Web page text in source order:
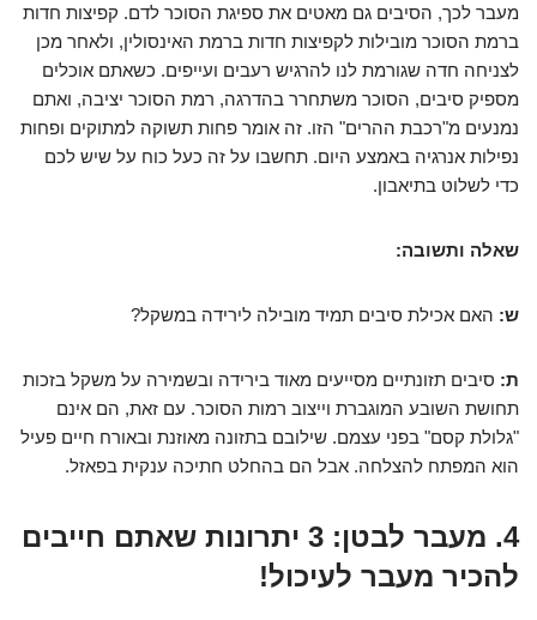
מעבר לכך, הסיבים גם מאטים את ספיגת הסוכר לדם. קפיצות חדות
ברמת הסוכר מובילות לקפיצות חדות ברמת האינסולין, ולאחר מכן
לצניחה חדה שגורמת לנו להרגיש רעבים ועייפים. כשאתם אוכלים
מספיק סיבים, הסוכר משתחרר בהדרגה, רמת הסוכר יציבה, ואתם
נמנעים מ"רכבת ההרים" הזו. זה אומר פחות תשוקה למתוקים ופחות
נפילות אנרגיה באמצע היום. תחשבו על זה כעל כוח על שיש לכם
כדי לשלוט בתיאבון.
שאלה ותשובה:
ש: האם אכילת סיבים תמיד מובילה לירידה במשקל?
ת: סיבים תזונתיים מסייעים מאוד בירידה ובשמירה על משקל בזכות
תחושת השובע המוגברת וייצוב רמות הסוכר. עם זאת, הם אינם
"גלולת קסם" בפני עצמם. שילובם בתזונה מאוזנת ובאורח חיים פעיל
הוא המפתח להצלחה. אבל הם בהחלט חתיכה ענקית בפאזל.
4. מעבר לבטן: 3 יתרונות שאתם חייבים
להכיר מעבר לעיכול!